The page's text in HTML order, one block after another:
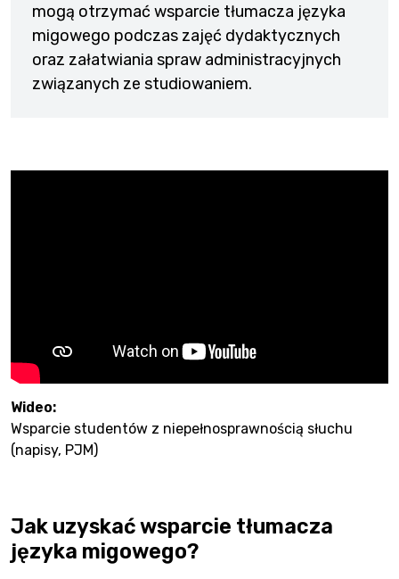
mogą otrzymać wsparcie tłumacza języka
migowego podczas zajęć dydaktycznych
oraz załatwiania spraw administracyjnych
związanych ze studiowaniem.
Wideo:
Wsparcie studentów z niepełnosprawnością słuchu
(napisy, PJM)
Jak uzyskać wsparcie tłumacza
języka migowego?